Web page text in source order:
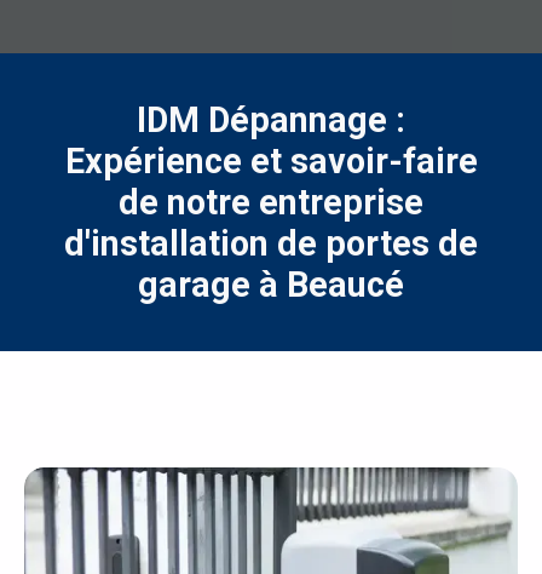
IDM Dépannage :
Expérience et savoir-faire
de notre entreprise
d'installation de portes de
garage à Beaucé